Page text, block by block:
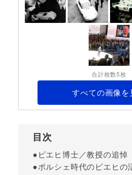
合計枚数5枚
すべての画像を
目次
●ピエヒ博士／教授の追
●ポルシェ時代のピエヒの